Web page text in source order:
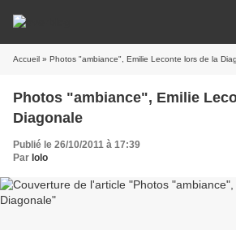
Accueil » Photos "ambiance", Emilie Leconte lors de la
Photos "ambiance", Emilie
Diagonale
Publié le 26/10/2011 à 17:39
Par lolo